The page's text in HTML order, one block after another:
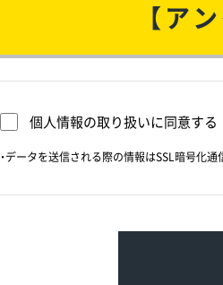
【ア
個人情報の取り扱いに同意する
・データを送信される際の情報はSSL暗号化